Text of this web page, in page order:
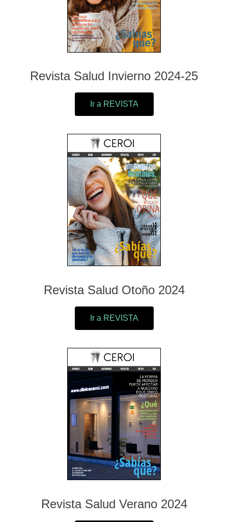
Revista Salud Invierno 2024-25
Ir a REVISTA
Revista Salud Otoño 2024
Ir a REVISTA
Revista Salud Verano 2024